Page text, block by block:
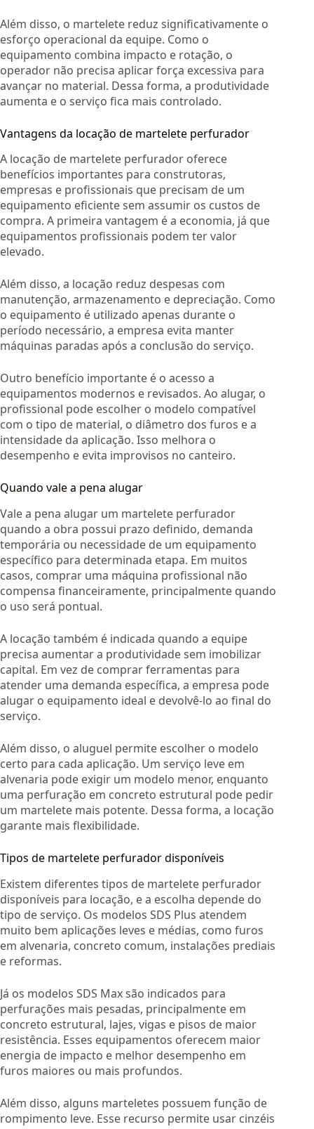
Além disso, o martelete reduz significativamente o
esforço operacional da equipe. Como o
equipamento combina impacto e rotação, o
operador não precisa aplicar força excessiva para
avançar no material. Dessa forma, a produtividade
aumenta e o serviço fica mais controlado.
Vantagens da locação de martelete perfurador
A locação de martelete perfurador oferece
benefícios importantes para construtoras,
empresas e profissionais que precisam de um
equipamento eficiente sem assumir os custos de
compra. A primeira vantagem é a economia, já que
equipamentos profissionais podem ter valor
elevado.
Além disso, a locação reduz despesas com
manutenção, armazenamento e depreciação. Como
o equipamento é utilizado apenas durante o
período necessário, a empresa evita manter
máquinas paradas após a conclusão do serviço.
Outro benefício importante é o acesso a
equipamentos modernos e revisados. Ao alugar, o
profissional pode escolher o modelo compatível
com o tipo de material, o diâmetro dos furos e a
intensidade da aplicação. Isso melhora o
desempenho e evita improvisos no canteiro.
Quando vale a pena alugar
Vale a pena alugar um martelete perfurador
quando a obra possui prazo definido, demanda
temporária ou necessidade de um equipamento
específico para determinada etapa. Em muitos
casos, comprar uma máquina profissional não
compensa financeiramente, principalmente quando
o uso será pontual.
A locação também é indicada quando a equipe
precisa aumentar a produtividade sem imobilizar
capital. Em vez de comprar ferramentas para
atender uma demanda específica, a empresa pode
alugar o equipamento ideal e devolvê-lo ao final do
serviço.
Além disso, o aluguel permite escolher o modelo
certo para cada aplicação. Um serviço leve em
alvenaria pode exigir um modelo menor, enquanto
uma perfuração em concreto estrutural pode pedir
um martelete mais potente. Dessa forma, a locação
garante mais flexibilidade.
Tipos de martelete perfurador disponíveis
Existem diferentes tipos de martelete perfurador
disponíveis para locação, e a escolha depende do
tipo de serviço. Os modelos SDS Plus atendem
muito bem aplicações leves e médias, como furos
em alvenaria, concreto comum, instalações prediais
e reformas.
Já os modelos SDS Max são indicados para
perfurações mais pesadas, principalmente em
concreto estrutural, lajes, vigas e pisos de maior
resistência. Esses equipamentos oferecem maior
energia de impacto e melhor desempenho em
furos maiores ou mais profundos.
Além disso, alguns marteletes possuem função de
rompimento leve. Esse recurso permite usar cinzéis